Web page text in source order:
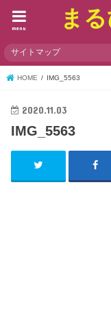
ま
menu
サイトマップ
HOME IMG_5563
2020.11.03
IMG_5563